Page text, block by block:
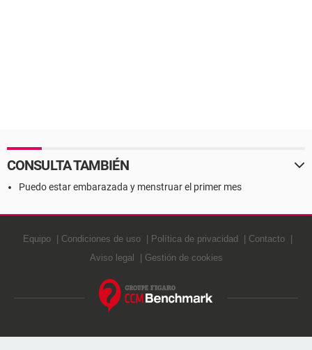
CONSULTA TAMBIÉN
Puedo estar embarazada y menstruar el primer mes
Equipo Condiciones de uso Política de privacidad
Contacto
Aviso legal
Gestión de cookies